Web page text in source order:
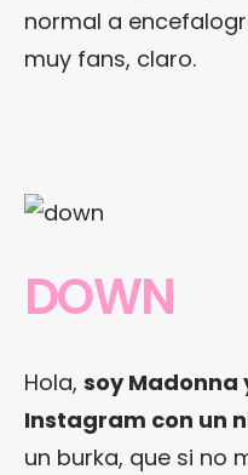
normal a
muy fans, claro.
DOWN
Hola, soy Madonna
Instagram con un
un burka, que si no